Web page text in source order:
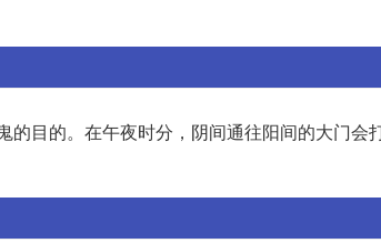
目的。在午夜时分，阴间通往阳间的大门会